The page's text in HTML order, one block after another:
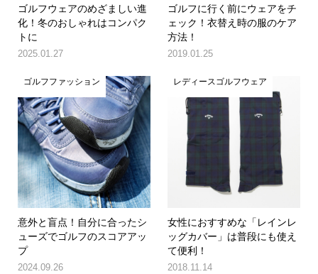
ゴルフウェアのめざましい進
化！冬のおしゃれはコンパク
トに
2025.01.27
ゴルフに行く前にウェアをチ
ェック！衣替え時の服のケア
方法！
2019.01.25
ゴルフファッション
意外と盲点！自分に合ったシ
ューズでゴルフのスコアアッ
プ
2024.09.26
レディースゴルフウェア
女性におすすめな「レインレ
ッグカバー」は普段にも使え
て便利！
2018.11.14